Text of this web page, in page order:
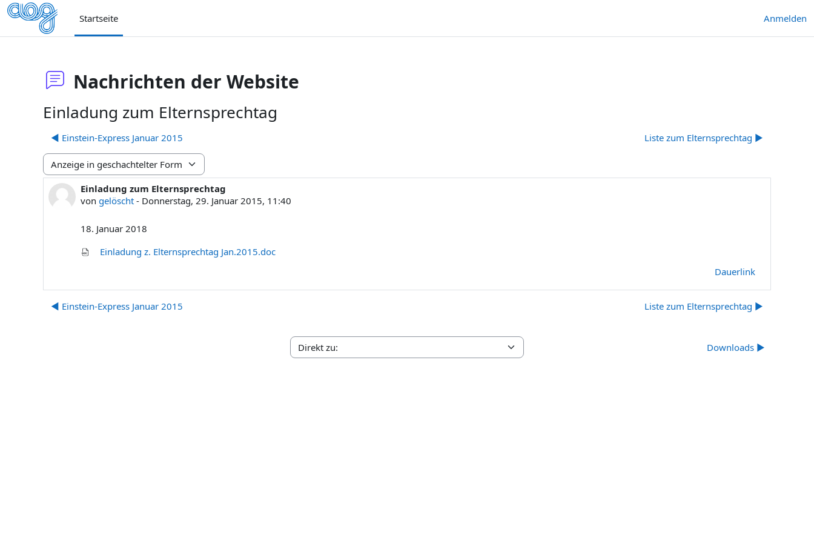
Zum Hauptinhalt
Startseite
Anmelden
Nachrichten der Website
Einladung zum Elternsprechtag
◀︎ Einstein-Express Januar 2015 Liste zum Elternsprechtag ▶︎
Anzeigemodus
Einladung zum Elternsprechtag
von gelöscht - Donnerstag, 29. Januar 2015, 11:40
Anzahl Antworten: 0
18. Januar 2018
Einladung z. Elternsprechtag Jan.2015.doc
Dauerlink
◀︎ Einstein-Express Januar 2015 Liste zum Elternsprechtag ▶︎
Direkt zu: Downloads ▶︎